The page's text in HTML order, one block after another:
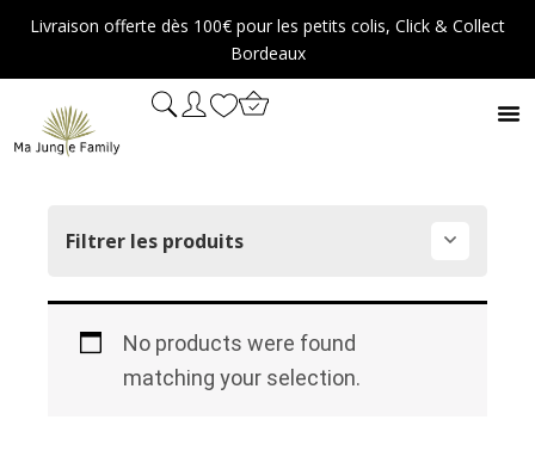
Aller
contenu
Livraison offerte dès 100€ pour les petits colis, Click & Collect
Bordeaux
Filtrer les produits
No products were found
matching your selection.